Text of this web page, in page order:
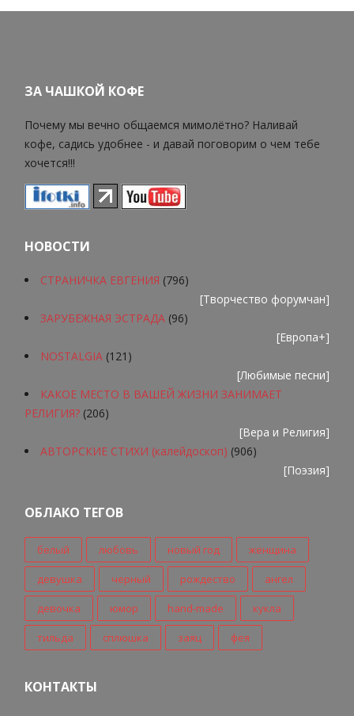
ЗА ЧАШКОЙ КОФЕ
Почему мы вечно общаемся мимолётно? Наливай
кофе, садись удобнее - и давай поговорим о чем тебе
хочется!!!
НОВОСТИ
СТРАНИЧКА ЕВГЕНИЯ (796)
[Творчество форумчан]
ЗАРУБЕЖНАЯ ЭСТРАДА (96)
[Европа+]
NOSTALGIA (121)
[Любимые песни]
КАКОЕ МЕСТО В ВАШЕЙ ЖИЗНИ ЗАНИМАЕТ
РЕЛИГИЯ? (206)
[Вера и Религия]
АВТОРСКИЕ СТИХИ (калейдоскоп) (906)
[Поэзия]
ОБЛАКО ТЕГОВ
белый любовь новый год женщина
девушка черный рождество ангел
девочка юмор hand-made кукла
тильда сплюшка заяц фея
КОНТАКТЫ